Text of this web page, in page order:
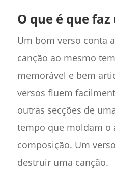
O que é que
Um bom verso conta
canção ao mesmo
memorável e bem
versos fluem
outras secções de
tempo que moldam o
composição. Um
destruir uma canção.